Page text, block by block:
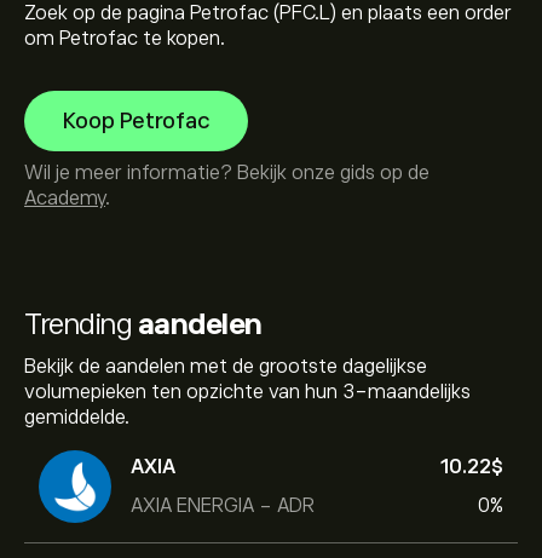
Trending aandelen
Bekijk de aandelen met de grootste dagelijkse
volumepieken ten opzichte van hun 3-maandelijks
gemiddelde.
AXIA
AXIA ENERGIA - ADR
10.22‎$‎
0%
Zoek op de pagina Petrofac (PFC.L) en plaats een order
om Petrofac te kopen.
Koop Petrofac
Wil je meer informatie? Bekijk onze gids op de
Academy.